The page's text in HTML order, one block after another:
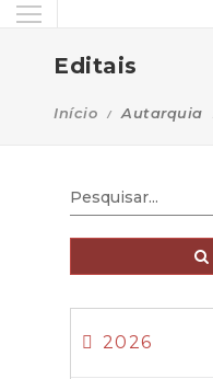
Editais
Início Autarquia
2026